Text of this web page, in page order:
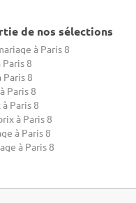
de nos sélections
à Paris 8
8
Paris 8
Paris 8
Paris 8
à Paris 8
à Paris 8
à Paris 8